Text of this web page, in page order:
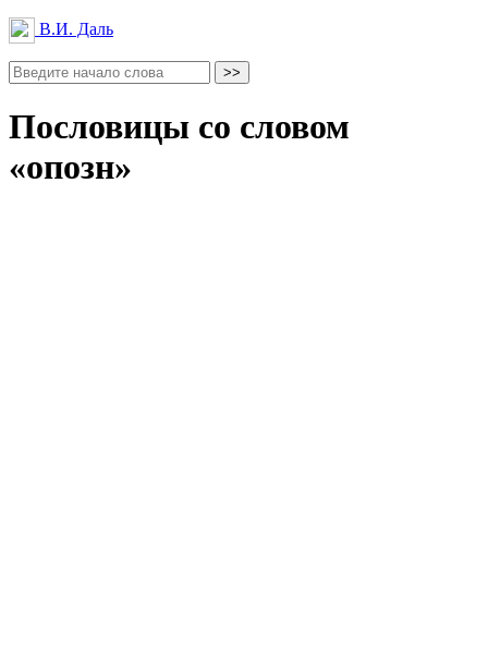
В.И. Даль
Пословицы со словом
«опозн»